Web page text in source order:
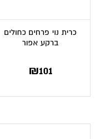
כרית נוי פרחים כחולים
ברקע אפור
₪101